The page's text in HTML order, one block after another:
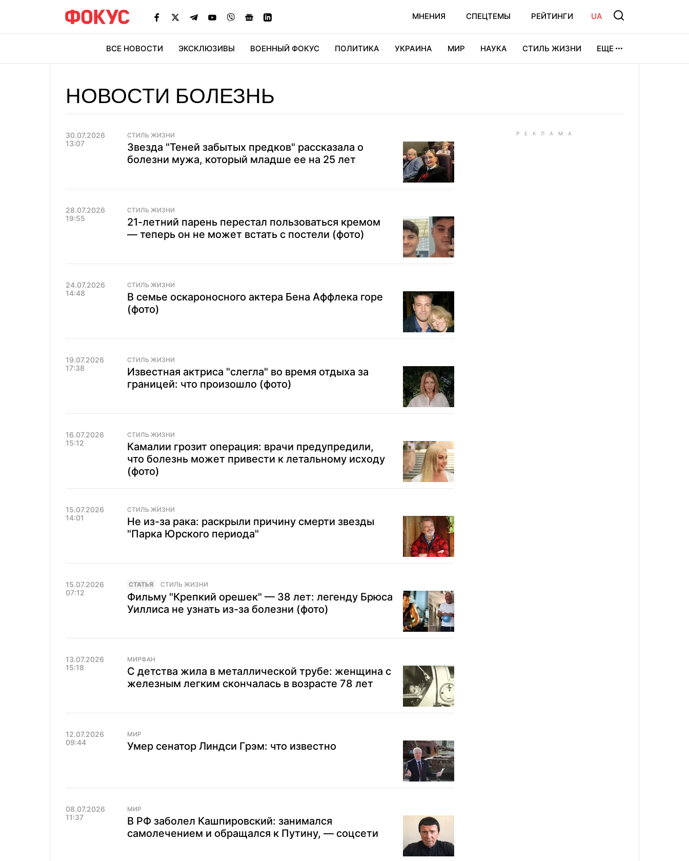
МНЕНИЯ СПЕЦТЕМЫ РЕЙТИНГИ UA
ВСЕ НОВОСТИ ЭКСКЛЮЗИВЫ ВОЕННЫЙ ФОКУС ПОЛИТИКА УКРАИНА МИР НАУКА СТИЛЬ ЖИЗНИ ЕЩЕ
НОВОСТИ БОЛЕЗНЬ
30.07.2026
13:07
СТИЛЬ ЖИЗНИ
Звезда "Теней забытых предков" рассказала о
болезни мужа, который младше ее на 25 лет
28.07.2026
19:55
СТИЛЬ ЖИЗНИ
21-летний парень перестал пользоваться кремом
— теперь он не может встать с постели (фото)
24.07.2026
14:48
СТИЛЬ ЖИЗНИ
В семье оскароносного актера Бена Аффлека горе
(фото)
19.07.2026
17:38
СТИЛЬ ЖИЗНИ
Известная актриса "слегла" во время отдыха за
границей: что произошло (фото)
16.07.2026
15:12
СТИЛЬ ЖИЗНИ
Камалии грозит операция: врачи предупредили,
что болезнь может привести к летальному исходу
(фото)
15.07.2026
14:01
СТИЛЬ ЖИЗНИ
Не из-за рака: раскрыли причину смерти звезды
"Парка Юрского периода"
15.07.2026
07:12
CТАТЬЯ СТИЛЬ ЖИЗНИ
Фильму "Крепкий орешек" — 38 лет: легенду Брюса
Уиллиса не узнать из-за болезни (фото)
13.07.2026
15:18
МИРФАН
С детства жила в металлической трубе: женщина с
железным легким скончалась в возрасте 78 лет
12.07.2026
09:44
МИР
Умер сенатор Линдси Грэм: что известно
08.07.2026
11:37
МИР
В РФ заболел Кашпировский: занимался
самолечением и обращался к Путину, — соцсети